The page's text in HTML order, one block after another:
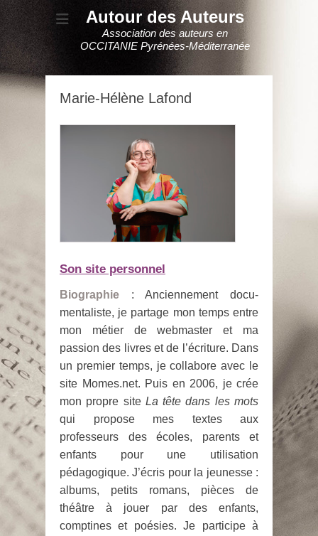
Autour des Auteurs
Association des auteurs en
OCCITANIE Pyrénées-Méditerranée
Marie-Hélène Lafond
Son site personnel
Biographie : Anciennement docu-
mentaliste, je partage mon temps entre
mon métier de webmaster et ma
passion des livres et de l’écriture. Dans
un premier temps, je collabore avec le
site Momes.net. Puis en 2006, je crée
mon propre site La tête dans les mots
qui propose mes textes aux
professeurs des écoles, parents et
enfants pour une utilisation
pédagogique. J’écris pour la jeunesse :
albums, petits romans, pièces de
théâtre à jouer par des enfants,
comptines et poésies. Je participe à